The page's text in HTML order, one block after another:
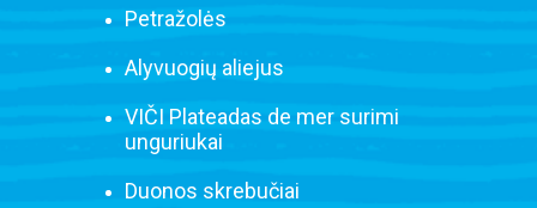
Petražolės
Alyvuogių aliejus
VIČI Plateadas de mer surimi
unguriukai
Duonos skrebučiai